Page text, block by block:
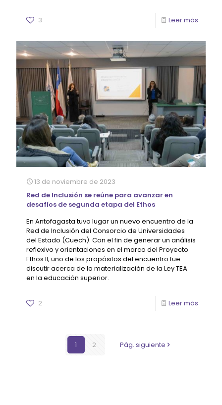
3 Leer más
13 de noviembre de 2023
Red de Inclusión se reúne para avanzar en
desafíos de segunda etapa del Ethos
En Antofagasta tuvo lugar un nuevo encuentro de la
Red de Inclusión del Consorcio de Universidades
del Estado (Cuech). Con el fin de generar un análisis
reflexivo y orientaciones en el marco del Proyecto
Ethos II, uno de los propósitos del encuentro fue
discutir acerca de la materialización de la Ley TEA
en la educación superior.
2 Leer más
1 2 Pág. siguiente